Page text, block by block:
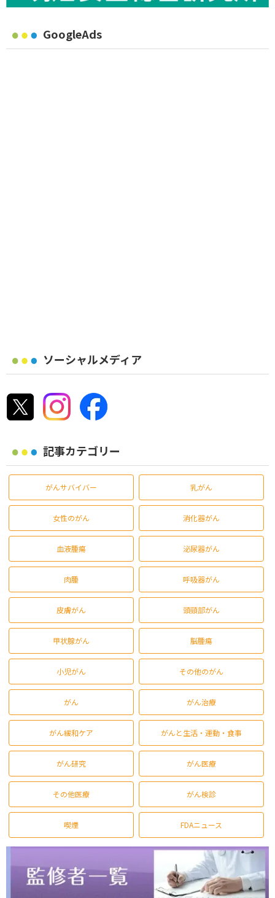
GoogleAds
ソーシャルメディア
記事カテゴリー
がんサバイバー 乳がん
女性のがん 消化器がん
血液腫瘍 泌尿器がん
肉腫 呼吸器がん
皮膚がん 頭頸部がん
甲状腺がん 脳腫瘍
小児がん その他のがん
がん がん治療
がん緩和ケア がんと生活・運動・食事
がん研究 がん医療
その他医療 がん検診
喫煙 FDAニュース